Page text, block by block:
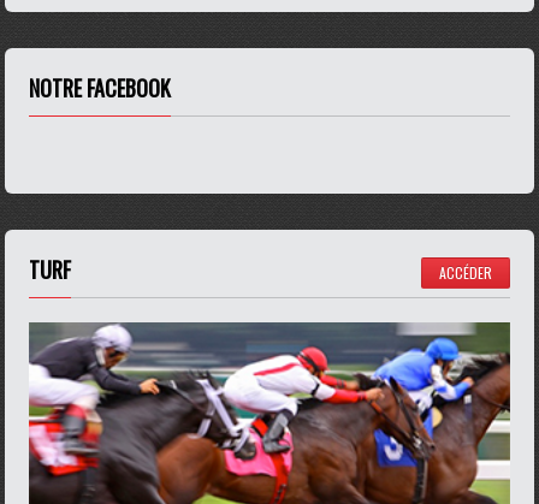
NOTRE FACEBOOK
TURF ACCÉDER